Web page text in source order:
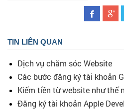
TIN LIÊN QUAN
Dịch vụ chăm sóc Website
Các bước đăng ký tài khoản
Kiếm tiền từ website như thế
Đăng ký tài khoản Apple